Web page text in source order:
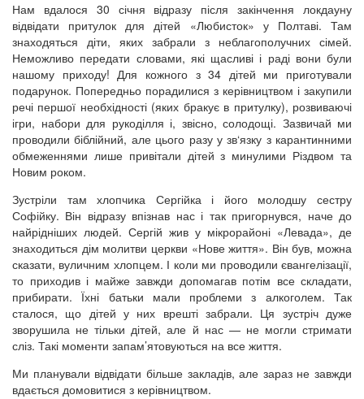
Нам вдалося 30 січня відразу після закінчення локдауну
відвідати притулок для дітей «Любисток» у Полтаві. Там
знаходяться діти, яких забрали з неблагополучних сімей.
Неможливо передати словами, які щасливі і раді вони були
нашому приходу! Для кожного з 34 дітей ми приготували
подарунок. Попередньо порадилися з керівництвом і закупили
речі першої необхідності (яких бракує в притулку), розвиваючі
ігри, набори для рукоділля і, звісно, солодощі. Зазвичай ми
проводили біблійний, але цього разу у зв‘язку з карантинними
обмеженнями лише привітали дітей з минулими Різдвом та
Новим роком.
Зустріли там хлопчика Сергійка і його молодшу сестру
Софійку. Він відразу впізнав нас і так пригорнувся, наче до
найрідніших людей. Сергій жив у мікрорайоні «Левада», де
знаходиться дім молитви церкви «Нове життя». Він був, можна
сказати, вуличним хлопцем. І коли ми проводили євангелізації,
то приходив і майже завжди допомагав потім все складати,
прибирати. Їхні батьки мали проблеми з алкоголем. Так
сталося, що дітей у них врешті забрали. Ця зустріч дуже
зворушила не тільки дітей, але й нас — не могли стримати
сліз. Такі моменти запам’ятовуються на все життя.
Ми планували відвідати більше закладів, але зараз не завжди
вдається домовитися з керівництвом.